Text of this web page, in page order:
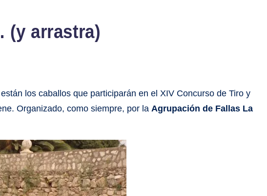
(y arrastra)
los caballos que participarán en el XIV Concurso de Tiro y
Organizado, como siempre, por laAgrupación de Fallas La